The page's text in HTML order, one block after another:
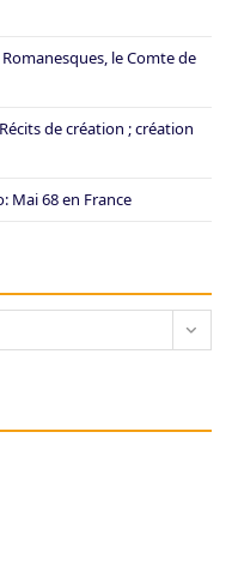
le Comte de
de création ; création
Mai 68 en France